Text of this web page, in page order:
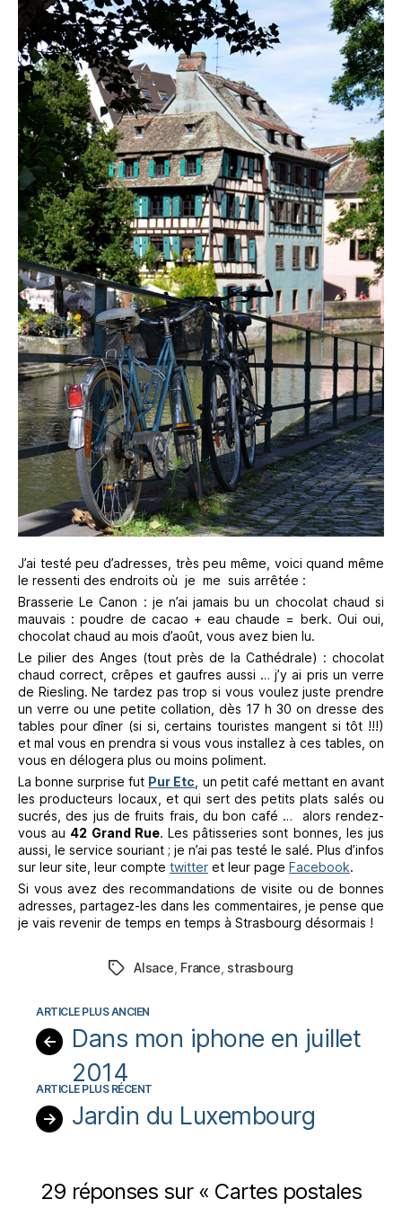
J’ai testé peu d’adresses, très peu même, voici quand même
le ressenti des endroits où je me suis arrêtée :
Brasserie Le Canon : je n’ai jamais bu un chocolat chaud si
mauvais : poudre de cacao + eau chaude = berk. Oui oui,
chocolat chaud au mois d’août, vous avez bien lu.
Le pilier des Anges (tout près de la Cathédrale) : chocolat
chaud correct, crêpes et gaufres aussi … j’y ai pris un verre
de Riesling. Ne tardez pas trop si vous voulez juste prendre
un verre ou une petite collation, dès 17 h 30 on dresse des
tables pour dîner (si si, certains touristes mangent si tôt !!!)
et mal vous en prendra si vous vous installez à ces tables, on
vous en délogera plus ou moins poliment.
La bonne surprise fut Pur Etc , un petit café mettant en avant
les producteurs locaux, et qui sert des petits plats salés ou
sucrés, des jus de fruits frais, du bon café … alors rendez-
vous au 42 Grand Rue. Les pâtisseries sont bonnes, les jus
aussi, le service souriant ; je n’ai pas testé le salé. Plus d’infos
sur leur site, leur compte twitter et leur page Facebook.
Si vous avez des recommandations de visite ou de bonnes
adresses, partagez-les dans les commentaires, je pense que
je vais revenir de temps en temps à Strasbourg désormais !
Étiquettes
Alsace France strasbourg
←
Dans mon iphone en juillet
2014
→ Jardin du Luxembourg
29 réponses sur « Cartes postales